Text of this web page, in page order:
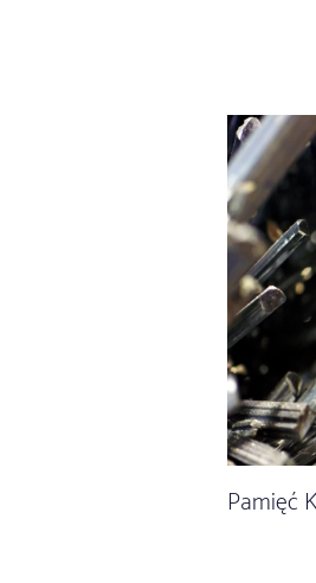
Pamięć